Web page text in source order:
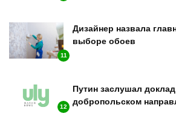
11
Дизайнер назвала
выборе обоев
12
Путин заслушал
добропольском